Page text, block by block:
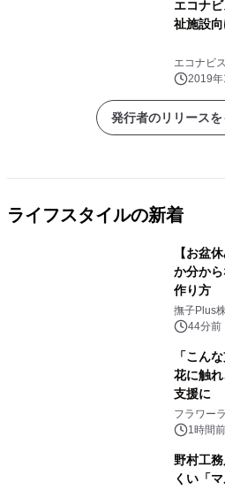
エコナ
祉施設
エコナビ
2019
発行者のリリース
ライフスタイルの新着
【お盆
か分か
作り方
撫子Plus
44分前
「こん
花に触
支援に
フラワー
1時間前
野村工
くい「